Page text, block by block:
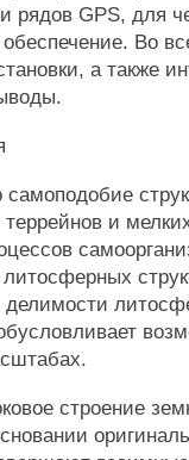
рядов GPS, для
Во
а также
самоподобие
и
делимости
строение